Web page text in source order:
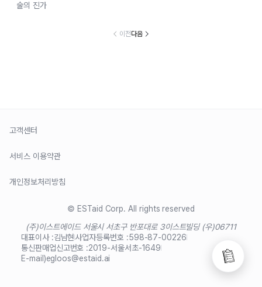
술의 진가
이전다음
고객센터
서비스 이용약관
개인정보처리방침
© ESTaid Corp. All rights reserved
(주)이스트에이드 서울시 서초구 반포대로 3이스트빌딩 (우)06711
대표이사 :김남현사업자등록번호 :598-87-00226
통신판매업신고번호 :2019-서울서초-1649
E-mail)egloos@estaid.ai